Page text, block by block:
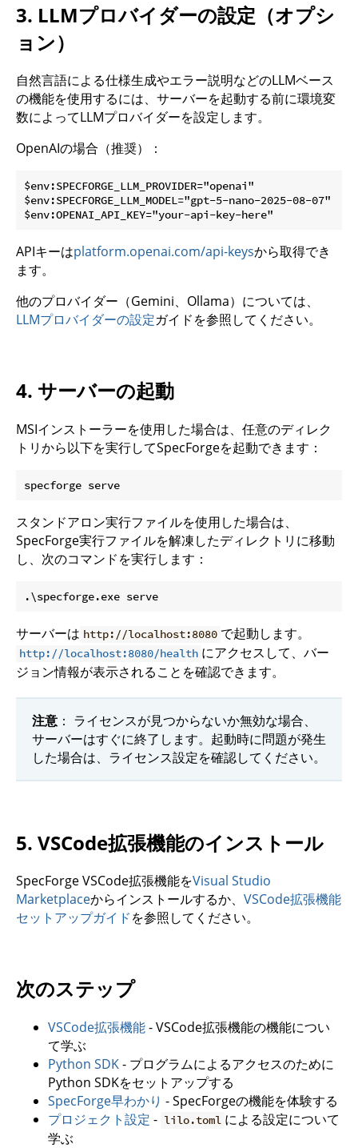
3. LLMプロバイダーの設定（オプシ
ョン）
自然言語による仕様生成やエラー説明などのLLMベース
の機能を使用するには、サーバーを起動する前に環境変
数によってLLMプロバイダーを設定します。
OpenAIの場合（推奨）：
$env:SPECFORGE_LLM_PROVIDER="openai"
$env:SPECFORGE_LLM_MODEL="gpt-5-nano-2025-08-07"
APIキーはplatform.openai.com/api-keysから取得でき
ます。
他のプロバイダー（Gemini、Ollama）については、
LLMプロバイダーの設定ガイドを参照してください。
4. サーバーの起動
MSIインストーラーを使用した場合は、任意のディレク
トリから以下を実行してSpecForgeを起動できます：
スタンドアロン実行ファイルを使用した場合は、
SpecForge実行ファイルを解凍したディレクトリに移動
し、次のコマンドを実行します：
サーバーは http://localhost:8080 で起動します。
http://localhost:8080/health にアクセスして、バー
ジョン情報が表示されることを確認できます。
注意 ： ライセンスが見つからないか無効な場合、
サーバーはすぐに終了します。起動時に問題が発生
した場合は、ライセンス設定を確認してください。
5. VSCode拡張機能のインストール
SpecForge VSCode拡張機能をVisual Studio
Marketplaceからインストールするか、 VSCode拡張機能
セットアップガイドを参照してください。
次のステップ
VSCode拡張機能- VSCode拡張機能の機能につい
て学ぶ
Python SDK- プログラムによるアクセスのために
Python SDKをセットアップする
SpecForge早わかり - SpecForgeの機能を体験する
プロジェクト設定 - lilo.toml による設定について
学ぶ